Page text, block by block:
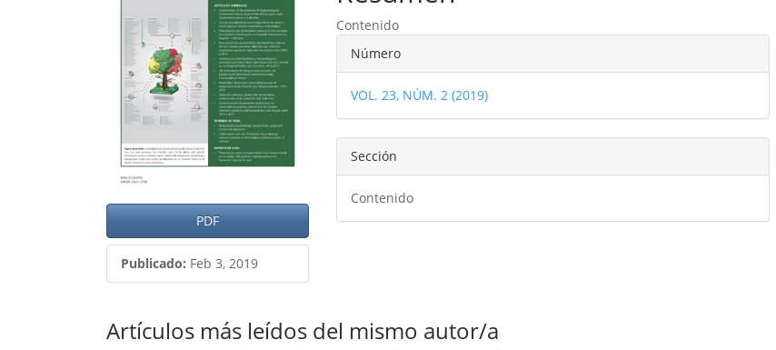
del
artículo
PDF
Publicado: Feb 3, 2019
del
artículo
Contenido
Detalles
del
artículo
Número
VOL. 23, NÚM. 2 (2019)
Sección
Contenido
Artículos más leídos del mismo autor/a